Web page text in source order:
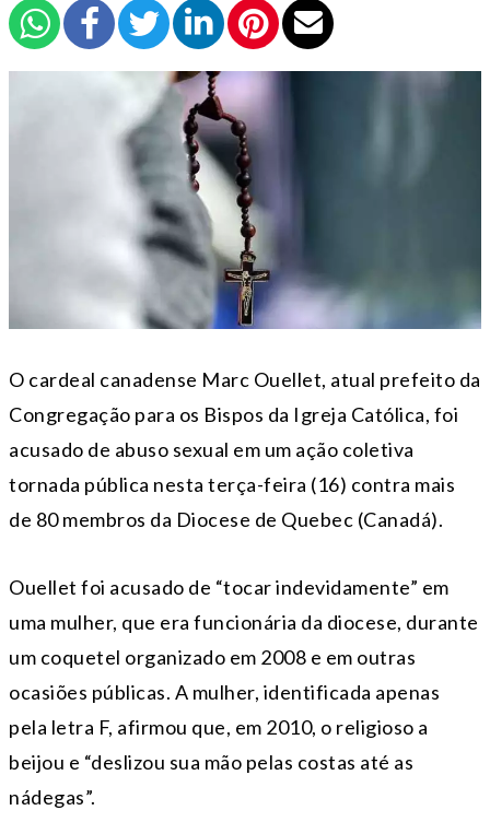
O cardeal canadense Marc Ouellet, atual prefeito da
Congregação para os Bispos da Igreja Católica, foi
acusado de abuso sexual em um ação coletiva
tornada pública nesta terça-feira (16) contra mais
de 80 membros da Diocese de Quebec (Canadá).
Ouellet foi acusado de “tocar indevidamente” em
uma mulher, que era funcionária da diocese, durante
um coquetel organizado em 2008 e em outras
ocasiões públicas. A mulher, identificada apenas
pela letra F, afirmou que, em 2010, o religioso a
beijou e “deslizou sua mão pelas costas até as
nádegas”.